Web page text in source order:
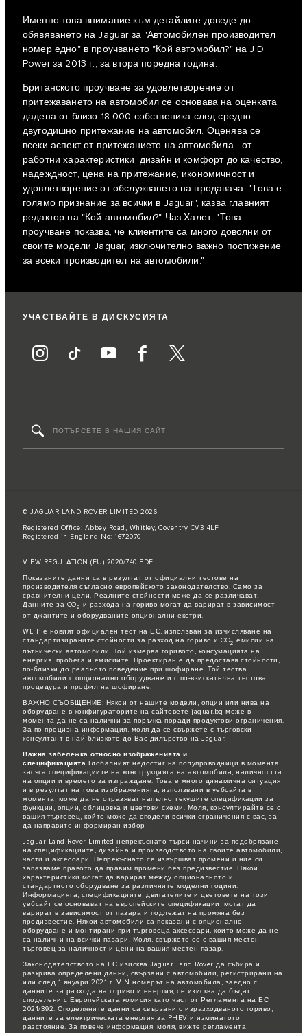
Именно това внимание към детайлите доведе до
обявяването на Jaguar за "Автомобилен производител
номер едно" в проучването "Кой автомобил?" на J.D.
Power за 2013 г., за втора поредна година.
Британското проучване за удовлетворение от
притежаването на автомобил се основава на оценката,
дадена от близо 18 000 собственика след средно
двугодишно притежание на автомобил. Оценява се
всеки аспект от притежанието на автомобила - от
работни характеристики, дизайн и комфорт до качество,
надеждност, цена на притежание, икономичност и
удовлетворение от обслужването на продавача. "Това е
голямо признание за всички в Jaguar", казва главният
редактор на "Кой автомобил?" Чаз Халет. "Това
проучване показва, че клиентите са много доволни от
своите модели Jaguar, изключително важно постижение
за всеки производител на автомобили."
УЧАСТВАЙТЕ В ДИСКУСИЯТА
© JAGUAR LAND ROVER LIMITED 2026
Registered Office: Abbey Road, Whitley, Coventry CV3 4LF
Registered in England No: 1672070
VIEW REGULATION (EU) 2020/740 PDF
Показаните данни са в резултат от официални тестове на
производителя съгласно европейското законодателство. Само за
сравнителни цели. Реалните стойности може да се различават.
Данните за CO2 и разхода на гориво могат да варират в зависимост
от джантите и оборудваните опционални екстри.
WLTP е новият официален тест на ЕС, използван за изчисляване на
стандартизираните стойности за разход на гориво и CO2 емисии на
пътнически автомобили. Той измерва горивото, консумацията на
енергия, пробега и емисиите. Проектиран е да предоставя стойности,
по-близки до реалното поведение при шофиране. Той тества
автомобили с опционално оборудване и с по-взискателна тестова
процедура и профил на шофиране.
ВАЖНО СЪОБЩЕНИЕ: Някои от нашите модели, опции или нива на
оборудване в конфигураторите на сайтовете jaguar.bg може в
момента да не са налични за поръчка поради продуктови ограничения.
За по-прецизна информация, моля да се свържете с търговски
консултант в най-близкото до Вас дилърство на Jaguar.
Важна забележка относно изображенията и
спецификацията.Глобалният недостиг на полупроводници в момента
засяга спецификациите на конструкцията на автомобила, наличността
на опции и времето за изграждане. Това е много динамична ситуация
и в резултат на това изображенията, използвани в уебсайта в
момента, може да не отразяват напълно текущите спецификации за
функции, опции, облицовка и цветови схеми. Моля, консултирайте се с
вашия търговец, който може да сподели всички ограничения с вас, за
да направите информиран избор
Jaguar Land Rover Limited непрекъснато търси начини за подобряване
на спецификациите, дизайна и производството на своите автомобили,
части и аксесоари. Непрекъснато се извършват промени и ние си
запазваме правото да правим промени без предизвестие. Някои
характеристики могат да варират между опционалното и
стандартното оборудване за различните моделни години.
Информацията, спецификациите, двигателите и цветовете на този
уебсайт се основават на европейските спецификации, могат да
варират в зависимост от пазара и подлежат на промяна без
предизвестие. Някои автомобили са показани с опционално
оборудване и монтирани при търговеца аксесоари, които може да не
са налични на всички пазари. Моля, свържете се с вашия местен
търговец за наличност и цени на вашия местен пазар.
Законодателството на ЕС изисква Jaguar Land Rover да събира и
разкрива определени данни, свързани с автомобили, регистрирани на
или след 1 януари 2021 г. VIN номерът на автомобила, заедно с
данните за разхода на гориво и енергия, се изисква да бъдат
споделени с Европейската комисия като част от Регламента на ЕС
2021/392. Споделяните данни са свързани с изразходваното гориво,
данните за електрическата енергия за PHEV и изминатото
разстояние. За повече информация, моля, вижте регламента,